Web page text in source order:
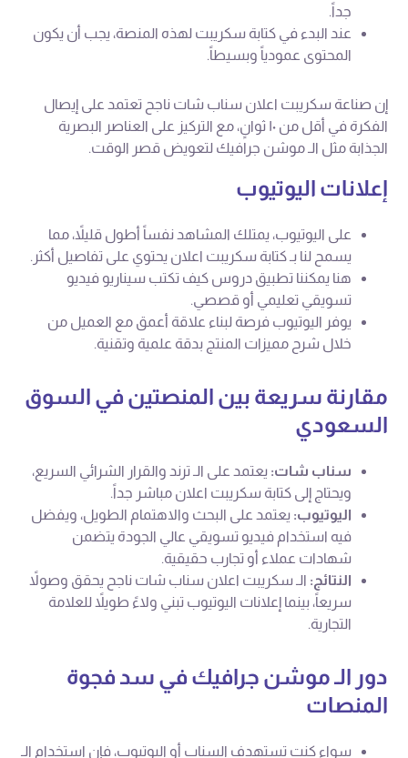
جداً.
عند البدء في كتابة سكريبت لهذه المنصة، يجب أن يكون
المحتوى عمودياً وبسيطاً.
إن صناعة سكريبت اعلان سناب شات ناجح تعتمد على إيصال
الفكرة في أقل من ١٠ ثوانٍ، مع التركيز على العناصر البصرية
الجذابة مثل الـ موشن جرافيك لتعويض قصر الوقت.
إعلانات اليوتيوب
على اليوتيوب، يمتلك المشاهد نفساً أطول قليلاً، مما
يسمح لنا بـ كتابة سكريبت اعلان يحتوي على تفاصيل أكثر.
هنا يمكننا تطبيق دروس كيف تكتب سيناريو فيديو
تسويقي تعليمي أو قصصي.
يوفر اليوتيوب فرصة لبناء علاقة أعمق مع العميل من
خلال شرح مميزات المنتج بدقة علمية وتقنية.
مقارنة سريعة بين المنصتين في السوق
السعودي
سناب شات: يعتمد على الـ ترند والقرار الشرائي السريع،
ويحتاج إلى كتابة سكريبت اعلان مباشر جداً.
اليوتيوب: يعتمد على البحث والاهتمام الطويل، ويفضل
فيه استخدام فيديو تسويقي عالي الجودة يتضمن
شهادات عملاء أو تجارب حقيقية.
النتائج: الـ سكريبت اعلان سناب شات ناجح يحقق وصولاً
سريعاً، بينما إعلانات اليوتيوب تبني ولاءً طويلاً للعلامة
التجارية.
دور الـ موشن جرافيك في سد فجوة
المنصات
سواء كنت تستهدف السناب أو اليوتيوب، فإن استخدام الـ